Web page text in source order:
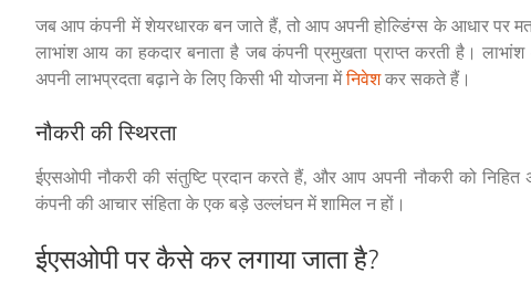
जब आप कंपनी में शेयरधारक बन जाते हैं, तो आप अपनी होल्डिंग्स के आधार पर
लाभांश आय का हकदार बनाता है जब कंपनी प्रमुखता प्राप्त करती है।
अपनी लाभप्रदता बढ़ाने के लिए किसी भी योजना मेंनिवेशकर सकते हैं।
नौकरी की स्थिरता
ईएसओपी नौकरी की संतुष्टि प्रदान करते हैं, और आप अपनी नौकरी को
कंपनी की आचार संहिता के एक बड़े उल्लंघन में शामिल न हों।
ईएसओपी पर कैसे कर लगाया जाता है?